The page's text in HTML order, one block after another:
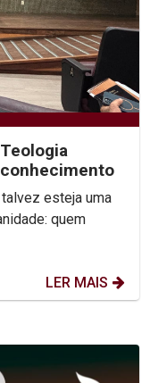
esteja uma
quem
LER MAIS